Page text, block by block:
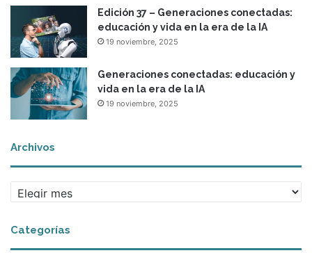
Edición 37 – Generaciones conectadas:
educación y vida en la era de la IA
19 noviembre, 2025
Generaciones conectadas: educación y
vida en la era de la IA
19 noviembre, 2025
Archivos
r
h
i
Categorías